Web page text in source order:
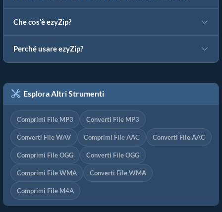
Che cos'è ezyZip?
Perché usare ezyZip?
Esplora Altri Strumenti
Comprimi File MP3 Converti File MP3
Converti File WAV Comprimi File AAC Converti File AAC
Comprimi File OGG Converti File OGG
Comprimi File WMA Converti File WMA
Comprimi File M4A